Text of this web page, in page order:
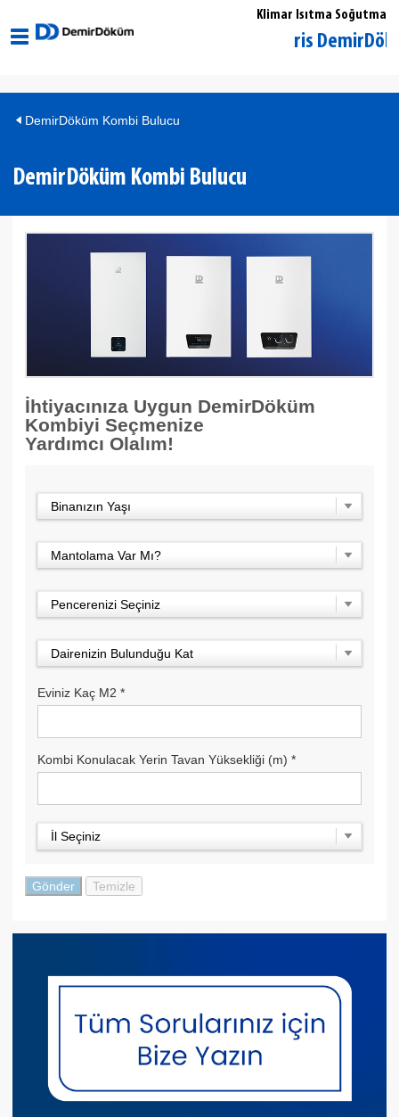
Klimar Isıtma Soğutma
Muğla Marmaris DemirDöküm
DemirDöküm Kombi Bulucu
DemirDöküm Kombi Bulucu
İhtiyacınıza Uygun DemirDöküm
Kombiyi Seçmenize
Yardımcı Olalım!
Binanızın Yaşı
Mantolama Var Mı?
Pencerenizi Seçiniz
Dairenizin Bulunduğu Kat
Eviniz Kaç M2 *
Kombi Konulacak Yerin Tavan Yüksekliği (m) *
İl Seçiniz